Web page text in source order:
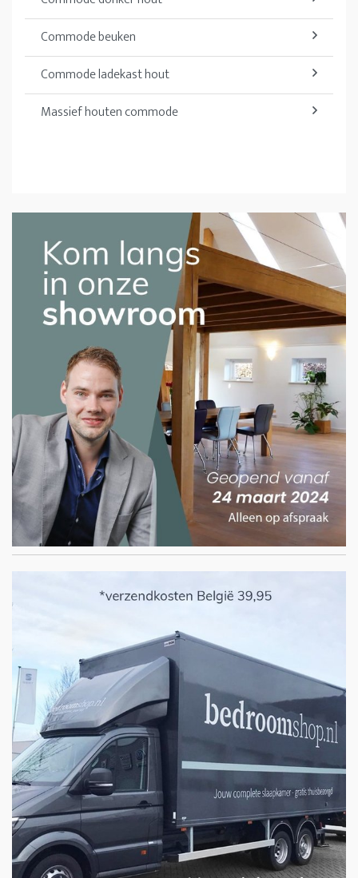
Commode beuken
Commode ladekast hout
Massief houten commode